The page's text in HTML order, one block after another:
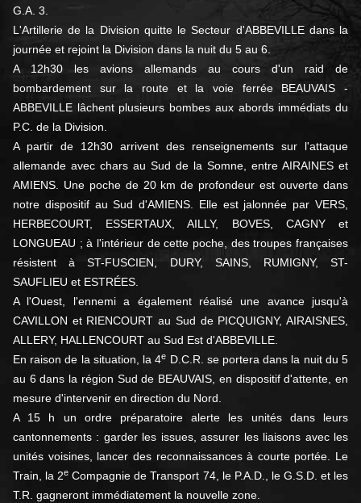
G.A. 3.
L'Artillerie de la Division quitte le Secteur d'ABBEVILLE dans la
journée et rejoint la Division dans la nuit du 5 au 6.
A 12h30 les avions allemands au cours d'un raid de
bombardement sur la route et la voie ferrée BEAUVAIS -
ABBEVILLE lâchent plusieurs bombes aux abords immédiats du
P.C. de la Division.
A partir de 12h30 arrivent des renseignements sur l'attaque
allemande avec chars au Sud de la Somne, entre AIRAINES et
AMIENS. Une poche de 20 km de profondeur est ouverte dans
notre dispositif au Sud d'AMIENS. Elle est jalonnée par VERS,
HERBECOURT, ESSERTAUX, AILLY, BOVES, CAGNY et
LONGUEAU ; à l'intérieur de cette poche, des troupes françaises
résistent à ST-FUSCIEN, DURY, SAINS, RUMIGNY, ST-
SAUFLIEU et ESTRÉES.
A l'Ouest, l'ennemi a également réalisé une avance jusqu'à
CAVILLON et RIENCOURT au Sud de PICQUIGNY, AIRAISNES,
ALLERY, HALLENCOURT au Sud Est d'ABBEVILLE.
En raison de la situation, la 4e D.C.R. se portera dans la nuit du 5
au 6 dans la région Sud de BEAUVAIS, en dispositif d'attente, en
mesure d'intervenir en direction du Nord.
A 15 h un ordre préparatoire alerte les unités dans leurs
cantonnements : garder les issues, assurer les liaisons avec les
unités voisines, lancer des reconnaissances à courte portée. Le
Train, la 2e Compagnie de Transport 74, le P.A.D., le G.S.D. et les
T.R. gagneront immédiatement la nouvelle zone.